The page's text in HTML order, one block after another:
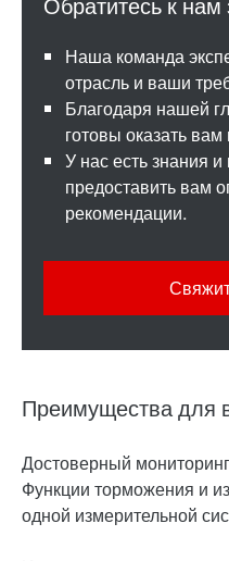
Наша команда
отрасль и ваши
Благодаря нашей
готовы оказать
У нас есть знания
предоставить вам
рекомендации.
Преимущества для
Достоверный мониторинг
Функции торможения и
одной измерительной